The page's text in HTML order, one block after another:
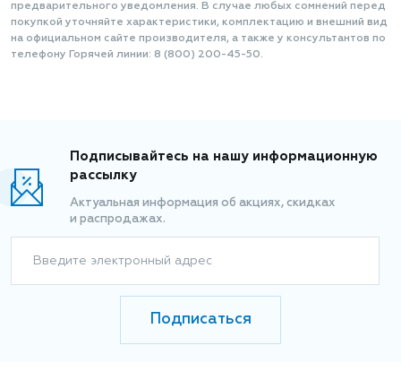
предварительного уведомления. В случае любых сомнений перед
покупкой уточняйте характеристики, комплектацию и внешний вид
на официальном сайте производителя, а также у консультантов по
телефону Горячей линии: 8 (800) 200-45-50.
Подписывайтесь на нашу информационную
рассылку
Актуальная информация об акциях, скидках
и распродажах.
Введите электронный адрес
Подписаться